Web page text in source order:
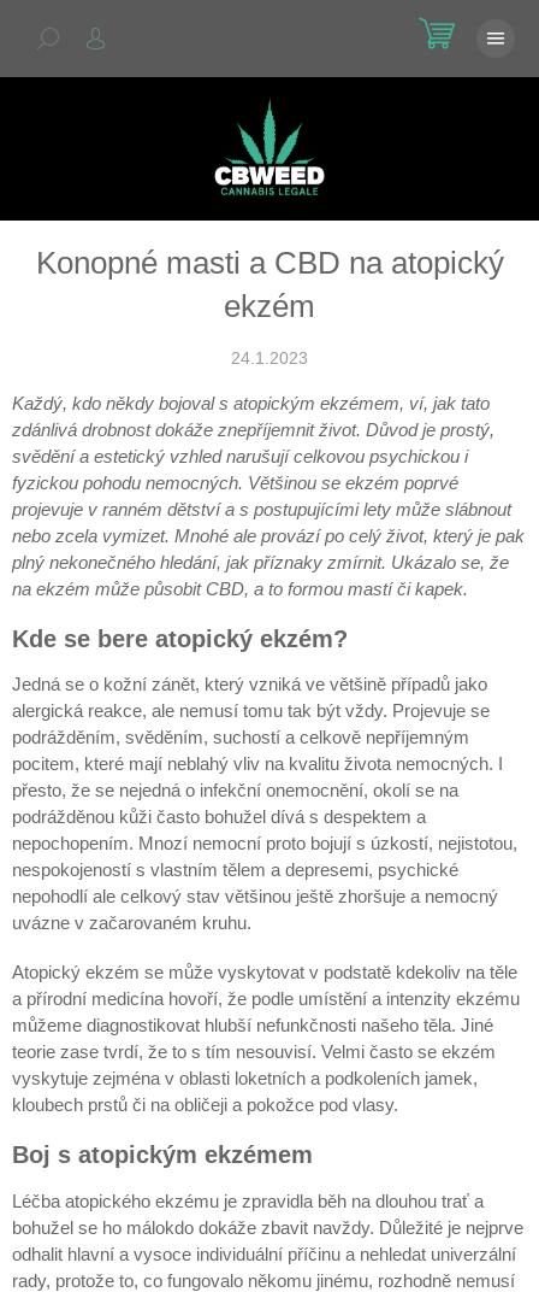
Konopné masti a CBD na atopický
ekzém
24.1.2023
Každý, kdo někdy bojoval s atopickým ekzémem, ví, jak tato
zdánlivá drobnost dokáže znepříjemnit život. Důvod je prostý,
svědění a estetický vzhled narušují celkovou psychickou i
fyzickou pohodu nemocných. Většinou se ekzém poprvé
projevuje v ranném dětství a s postupujícími lety může slábnout
nebo zcela vymizet. Mnohé ale provází po celý život, který je pak
plný nekonečného hledání, jak příznaky zmírnit. Ukázalo se, že
na ekzém může působit CBD, a to formou mastí či kapek.
Kde se bere atopický ekzém?
Jedná se o kožní zánět, který vzniká ve většině případů jako
alergická reakce, ale nemusí tomu tak být vždy. Projevuje se
podrážděním, svěděním, suchostí a celkově nepříjemným
pocitem, které mají neblahý vliv na kvalitu života nemocných. I
přesto, že se nejedná o infekční onemocnění, okolí se na
podrážděnou kůži často bohužel dívá s despektem a
nepochopením. Mnozí nemocní proto bojují s úzkostí, nejistotou,
nespokojeností s vlastním tělem a depresemi, psychické
nepohodlí ale celkový stav většinou ještě zhoršuje a nemocný
uvázne v začarovaném kruhu.
Atopický ekzém se může vyskytovat v podstatě kdekoliv na těle
a přírodní medicína hovoří, že podle umístění a intenzity ekzému
můžeme diagnostikovat hlubší nefunkčnosti našeho těla. Jiné
teorie zase tvrdí, že to s tím nesouvisí. Velmi často se ekzém
vyskytuje zejména v oblasti loketních a podkoleních jamek,
kloubech prstů či na obličeji a pokožce pod vlasy.
Boj s atopickým ekzémem
Léčba atopického ekzému je zpravidla běh na dlouhou trať a
bohužel se ho málokdo dokáže zbavit navždy. Důležité je nejprve
odhalit hlavní a vysoce individuální příčinu a nehledat univerzální
rady, protože to, co fungovalo někomu jinému, rozhodně nemusí